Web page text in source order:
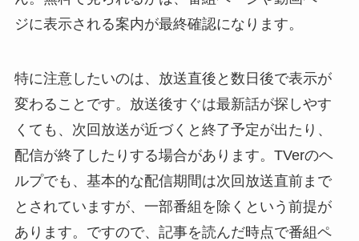
ジに表示される案内が最終確認になります。
特に注意したいのは、放送直後と数日後で表示が
変わることです。放送後すぐは最新話が探しやす
くても、次回放送が近づくと終了予定が出たり、
配信が終了したりする場合があります。TVerのヘ
ルプでも、基本的な配信期間は次回放送直前まで
とされていますが、一部番組を除くという前提が
あります。ですので、記事を読んだ時点で番組ペ